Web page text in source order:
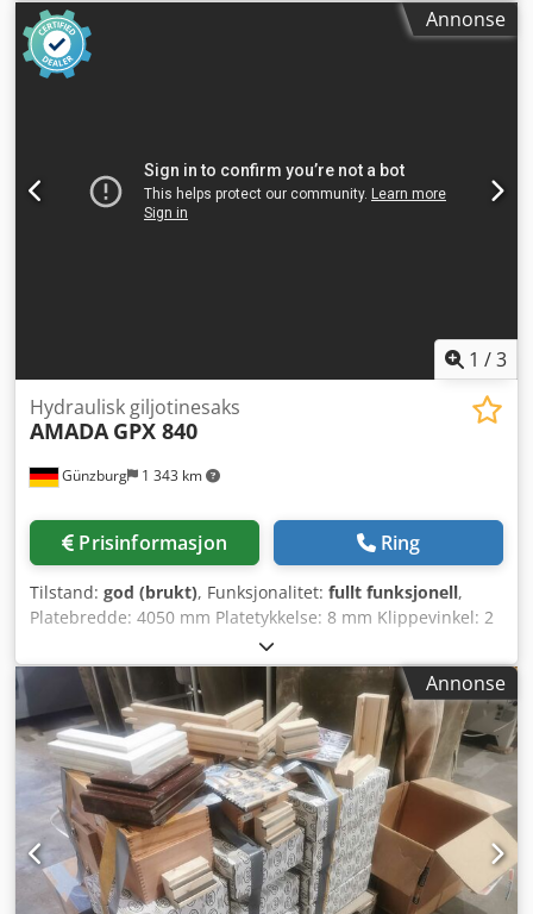
Annonse
1 /3
Günzburg 1 343 km
Hydraulisk giljotinesaks
AMADA GPX 840
Prisinformasjon Ring
Tilstand: god (brukt), Funksjonalitet: fullt funksjonell,
Platebredde: 4050 mm Platetykkelse: 8 mm Klippevinkel: 2
- 10° Chsdpfxoxu Nc Is Akasa Klippehastighet: 0,053 m/s
Bordlengde: 710 mm Maskinvekt ca.: 10 100 kg
Annonse